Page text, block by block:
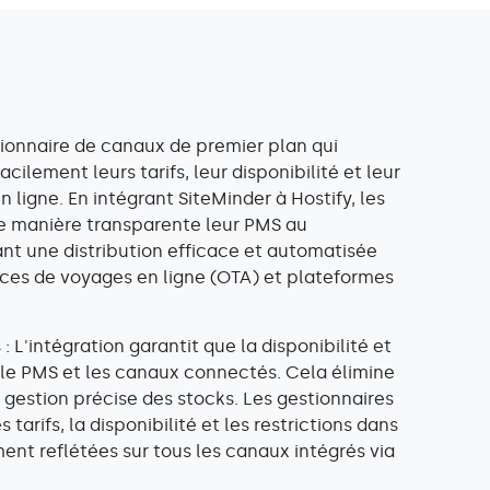
de canaux de premier plan qui
leurs tarifs, leur disponibilité et leur
ligne. En intégrant SiteMinder à Hostify, les
transparente leur PMS au
une distribution efficace et automatisée
de voyages en ligne (OTA) et plateformes
L'intégration garantit que la disponibilité et
PMS et les canaux connectés. Cela élimine
précise des stocks. Les gestionnaires
tarifs, la disponibilité et les restrictions dans
reflétées sur tous les canaux intégrés via